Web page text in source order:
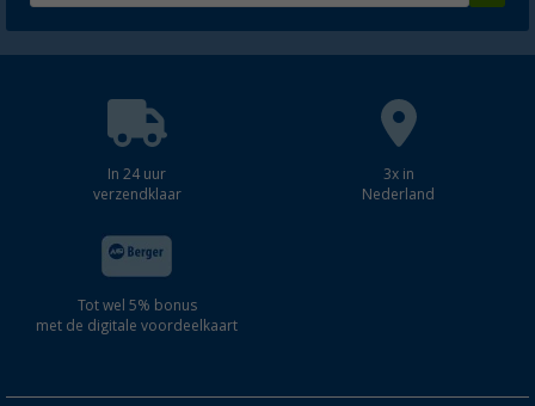
In 24 uur
verzendklaar
3x in
Nederland
Tot wel 5% bonus
met de digitale voordeelkaart